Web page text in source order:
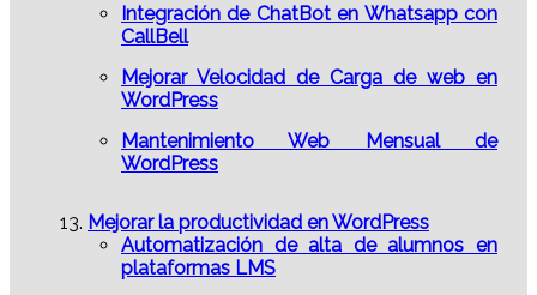
Integración de ChatBot en Whatsapp con
CallBell
Mejorar Velocidad de Carga de web en
WordPress
Mantenimiento Web Mensual de
WordPress
Mejorar la productividad en WordPress
Automatización de alta de alumnos en
plataformas LMS